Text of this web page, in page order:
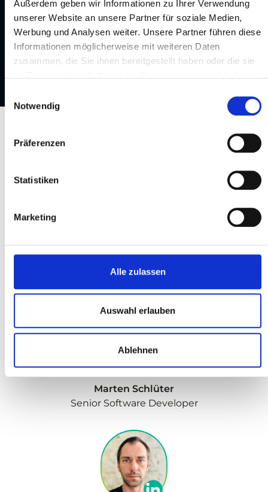
Außerdem geben wir Informationen zu Ihrer Verwendung
unserer Website an unsere Partner für soziale Medien,
Werbung und Analysen weiter. Unsere Partner führen diese
Informationen möglicherweise mit weiteren Daten
zusammen, die Sie ihnen bereitgestellt haben oder die sie
Notwendig
Präferenzen
Statistiken
Marketing
Alle zulassen
Auswahl erlauben
Ablehnen
Wir sind ein dynamisches Team aus Ingenieuren,
erfahren sind. Wir beraten Unternehmen,
Organisationen und Eigentümergemeinschaften
in allen Fragen rund um Strom, Wärme und
Marten Schlüter
Senior Software Developer